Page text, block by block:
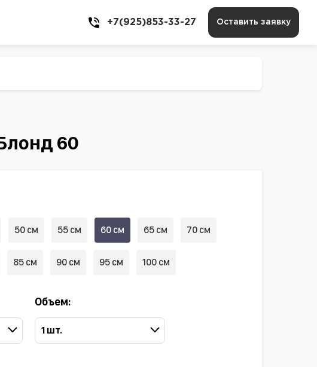
+7(925)853-33-27 Оставить заявку
60
50 см 55 см 60 см 65 см 70 см
85 см 90 см 95 см 100 см
Объем:
1 шт.